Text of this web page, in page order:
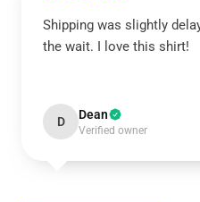
Shipping was slightly
the wait. I love this shirt!
D Dean
Verified owner